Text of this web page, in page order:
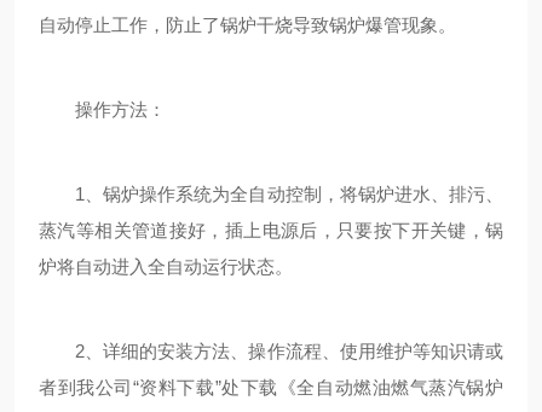
自动停止工作，防止了锅炉干烧导致锅炉爆管现象。
操作方法：
1、锅炉操作系统为全自动控制，将锅炉进水、排污、
蒸汽等相关管道接好，插上电源后，只要按下开关键，锅
炉将自动进入全自动运行状态。
2、详细的安装方法、操作流程、使用维护等知识请或
者到我公司“资料下载”处下载《全自动燃油燃气蒸汽锅炉